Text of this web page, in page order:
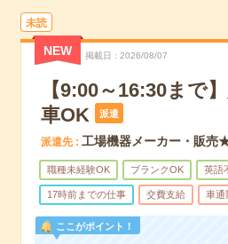
未読
NEW 掲載日 2026/08/07
【9:00～16:30まで
車OK
派遣
派遣先 工場機器メーカー・販売
職種未経験OK ブランクOK 英語
17時前までの仕事 交費支給 車通
ここがポイント！